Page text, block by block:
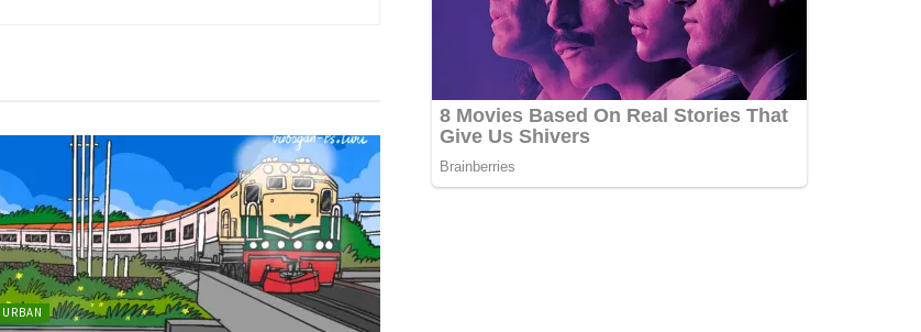
URBAN